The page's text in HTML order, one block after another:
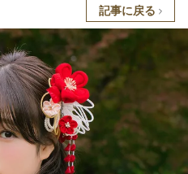
記事に戻る